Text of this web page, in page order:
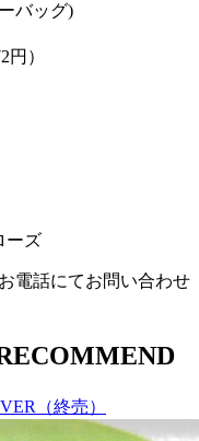
バッグ)
）
ーズ
電話にてお問い合わせ
（終売）